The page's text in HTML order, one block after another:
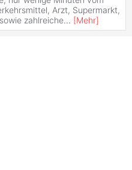
Arzt, Supermarkt,
zahlreiche... [Mehr]